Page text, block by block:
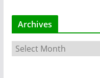
Archives
r